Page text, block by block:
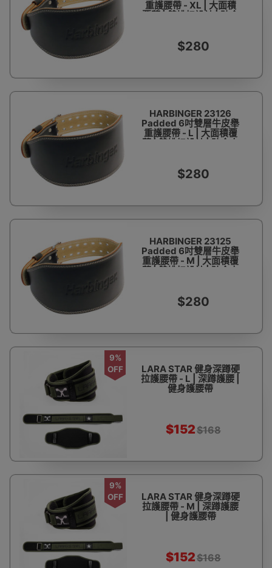
重護腰帶 - XL | 大面積
覆蓋 | 雙排扣設計 | 貼合
$280
HARBINGER 23126
Padded 6吋雙層牛皮舉
重護腰帶 - L | 大面積覆
蓋 | 雙排扣設計 | 貼合人
$280
HARBINGER 23125
Padded 6吋雙層牛皮舉
重護腰帶 - M | 大面積覆
蓋 | 雙排扣設計 | 貼合人
$280
9%
OFF
LARA STAR 健身深蹲硬
拉護腰帶 - L | 深蹲護腰 |
健身護腰帶
$152$168
9%
OFF
LARA STAR 健身深蹲硬
拉護腰帶 - M | 深蹲護腰
| 健身護腰帶
$152$168